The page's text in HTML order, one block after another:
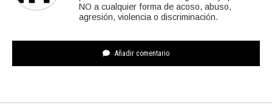
NO a cualquier forma de acoso, abuso,
agresión, violencia o discriminación.
Añadir comentario